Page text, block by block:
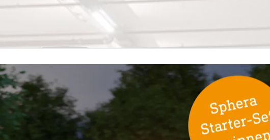
Abspielen